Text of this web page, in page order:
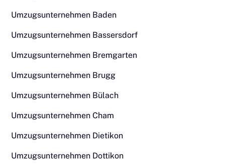
Umzugsunternehmen Baden
Umzugsunternehmen Bassersdorf
Umzugsunternehmen Bremgarten
Umzugsunternehmen Brugg
Umzugsunternehmen Bülach
Umzugsunternehmen Cham
Umzugsunternehmen Dietikon
Umzugsunternehmen Dottikon